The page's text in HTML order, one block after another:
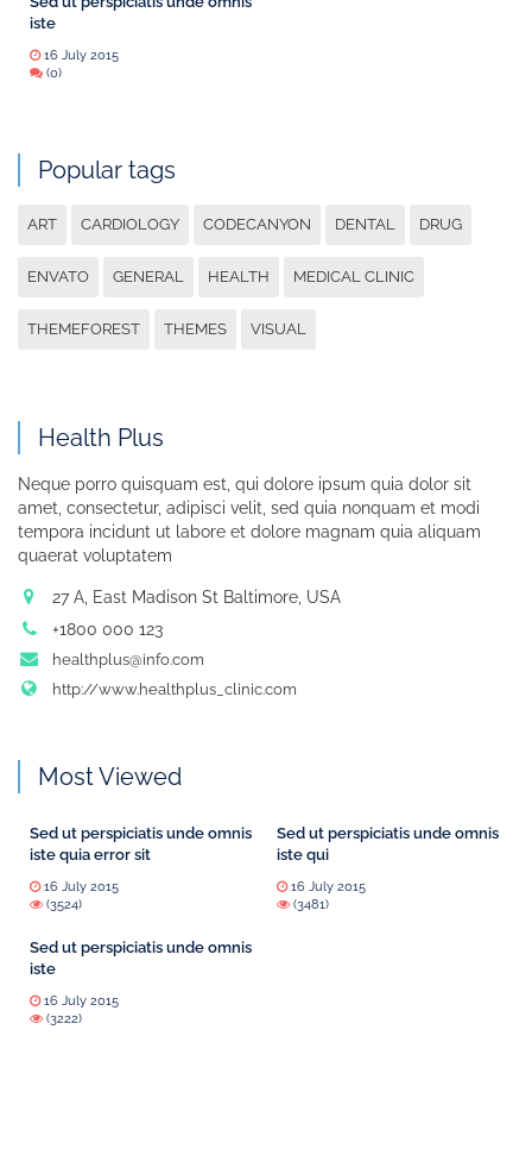
iste
16 July 2015
(0)
Popular tags
ART CARDIOLOGY CODECANYON DENTAL DRUG
ENVATO GENERAL HEALTH MEDICAL CLINIC
THEMEFOREST THEMES VISUAL
Health Plus
Neque porro quisquam est, qui dolore ipsum quia dolor sit
amet, consectetur, adipisci velit, sed quia nonquam et modi
tempora incidunt ut labore et dolore magnam quia aliquam
quaerat voluptatem
27 A, East Madison St Baltimore, USA
+1800 000 123
healthplus@info.com
http://www.healthplus_clinic.com
Most Viewed
Sed ut perspiciatis unde omnis
iste quia error sit
16 July 2015
(3524)
Sed ut perspiciatis unde omnis
iste qui
16 July 2015
(3481)
Sed ut perspiciatis unde omnis
iste
16 July 2015
(3222)